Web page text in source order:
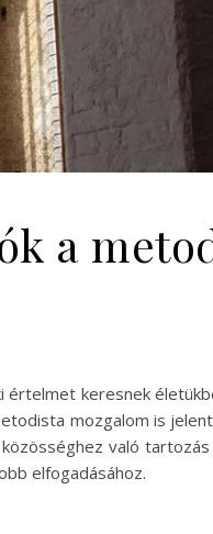
a
keresnek
mozgalom is
való
elfogadásához.